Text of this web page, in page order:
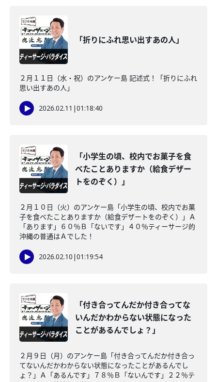
「折りにふれ思い出すあの人」
２月１１日（水・祝）のアンケー島 記述式！「折りにふれ
思い出すあの人」
2026.02.11 |01:18:40
「小学生の頃、校内でお菓子を食
べたことありますか（給食デザー
トをのぞく）」
２月１０日（火）のアンケー島「小学生の頃、校内でお菓
子を食べたことありますか（給食デザートをのぞく）」Ａ
「あります」６０％Ｂ「ないです」４０％ティーサージ的
沖縄の普通はＡでした！
2026.02.10 |01:19:54
「付き合ってんだか付き合ってな
いんだかわからない状態になった
ことがあるんでしょ？」
２月９日（月）のアンケー島「付き合ってんだか付き合っ
てないんだかわからない状態になったことがあるんでし
ょ？」Ａ「あるんです」７８％Ｂ「ないんです」２２％テ